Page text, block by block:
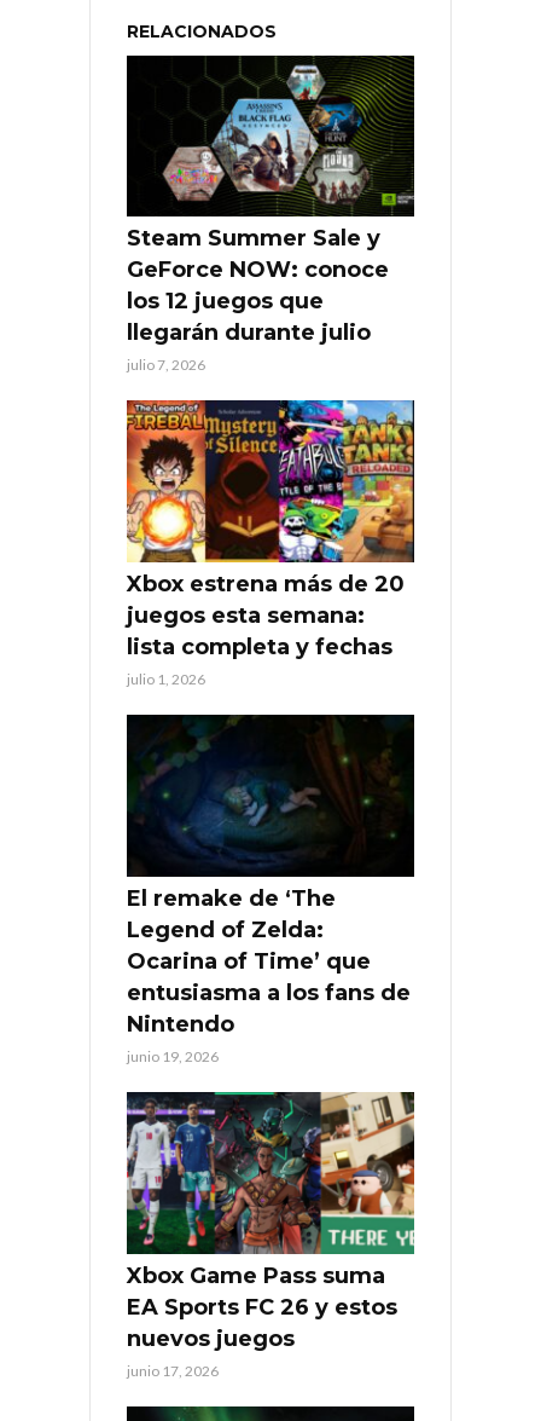
RELACIONADOS
Steam Summer Sale y
GeForce NOW: conoce
los 12 juegos que
llegarán durante julio
julio 7, 2026
Xbox estrena más de 20
juegos esta semana:
lista completa y fechas
julio 1, 2026
El remake de ‘The
Legend of Zelda:
Ocarina of Time’ que
entusiasma a los fans de
Nintendo
junio 19, 2026
Xbox Game Pass suma
EA Sports FC 26 y estos
nuevos juegos
junio 17, 2026